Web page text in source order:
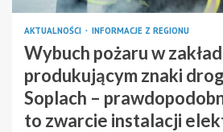
AKTUALNOŚCI INFORMACJE Z REGIONU
Wybuch pożaru w
produkującym znaki
Soplach –
to zwarcie instalacji